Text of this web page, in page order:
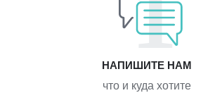
НАПИШИТЕ НАМ
что и куда хотите